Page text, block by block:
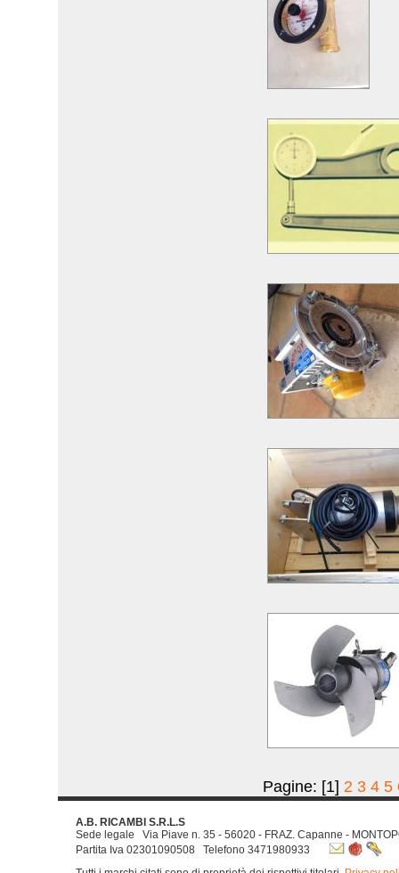
Pagine: [1] 2 3 4 5
A.B. RICAMBI S.R.L.S
Sede legale Via Piave n. 35 - 56020 - FRAZ. Capanne -
Partita Iva 02301090508 Telefono 3471980933